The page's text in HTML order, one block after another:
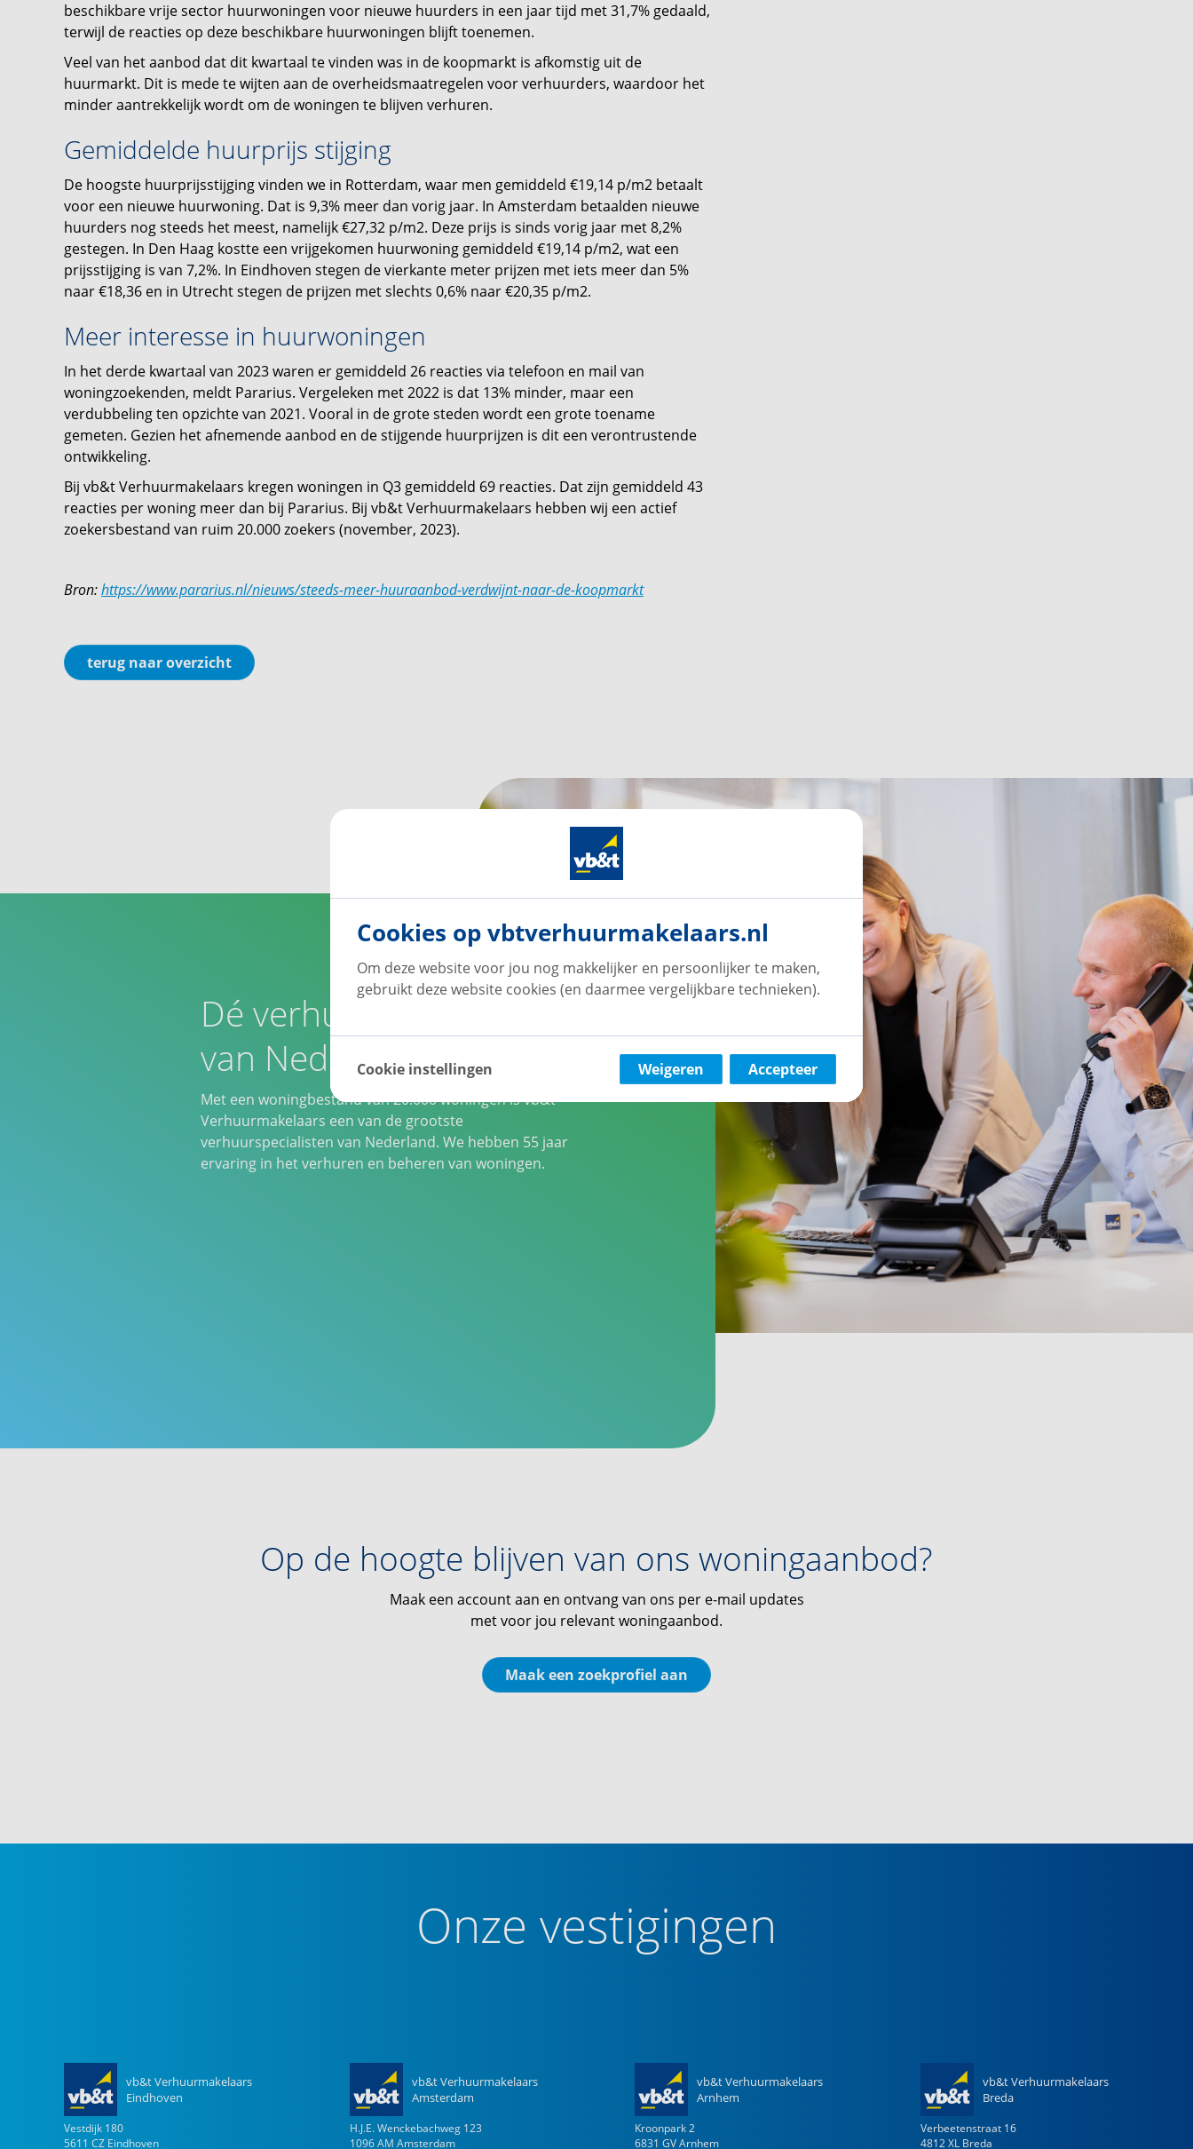
beschikbare vrije sector huurwoningen voor nieuwe huurders in een jaar tijd met 31,7% gedaald,
terwijl de reacties op deze beschikbare huurwoningen blijft toenemen.
Veel van het aanbod dat dit kwartaal te vinden was in de koopmarkt is afkomstig uit de
huurmarkt. Dit is mede te wijten aan de overheidsmaatregelen voor verhuurders, waardoor het
minder aantrekkelijk wordt om de woningen te blijven verhuren.
Gemiddelde huurprijs stijging
De hoogste huurprijsstijging vinden we in Rotterdam, waar men gemiddeld €19,14 p/m2 betaalt
voor een nieuwe huurwoning. Dat is 9,3% meer dan vorig jaar. In Amsterdam betaalden nieuwe
huurders nog steeds het meest, namelijk €27,32 p/m2. Deze prijs is sinds vorig jaar met 8,2%
gestegen. In Den Haag kostte een vrijgekomen huurwoning gemiddeld €19,14 p/m2, wat een
prijsstijging is van 7,2%. In Eindhoven stegen de vierkante meter prijzen met iets meer dan 5%
naar €18,36 en in Utrecht stegen de prijzen met slechts 0,6% naar €20,35 p/m2.
Meer interesse in huurwoningen
In het derde kwartaal van 2023 waren er gemiddeld 26 reacties via telefoon en mail van
woningzoekenden, meldt Pararius. Vergeleken met 2022 is dat 13% minder, maar een
verdubbeling ten opzichte van 2021. Vooral in de grote steden wordt een grote toename
gemeten. Gezien het afnemende aanbod en de stijgende huurprijzen is dit een verontrustende
ontwikkeling.
Bij vb&t Verhuurmakelaars kregen woningen in Q3 gemiddeld 69 reacties. Dat zijn gemiddeld 43
reacties per woning meer dan bij Pararius. Bij vb&t Verhuurmakelaars hebben wij een actief
zoekersbestand van ruim 20.000 zoekers (november, 2023).
Bron:https://www.pararius.nl/nieuws/steeds-meer-huuraanbod-verdwijnt-naar-de-koopmarkt
terug naar overzicht
Dé verhuurspecialist
van Nederland
Met een woningbestand van 20.000 woningen is vb&t
Verhuurmakelaars een van de grootste
verhuurspecialisten van Nederland. We hebben 55 jaar
ervaring in het verhuren en beheren van woningen.
Op de hoogte blijven van ons woningaanbod?
Maak een account aan en ontvang van ons per e-mail updates
met voor jou relevant woningaanbod.
Maak een zoekprofiel aan
Onze vestigingen
vb&t Verhuurmakelaars
Eindhoven
Vestdijk 180
5611 CZ Eindhoven
vb&t Verhuurmakelaars
Amsterdam
H.J.E. Wenckebachweg 123
1096 AM Amsterdam
vb&t Verhuurmakelaars
Arnhem
Kroonpark 2
6831 GV Arnhem
vb&t Verhuurmakelaars
Breda
Verbeetenstraat 16
4812 XL Breda
Cookies op vbtverhuurmakelaars.nl
Om deze website voor jou nog makkelijker en persoonlijker te maken,
gebruikt deze website cookies (en daarmee vergelijkbare technieken).
Accepteer
Weigeren
Cookie instellingen